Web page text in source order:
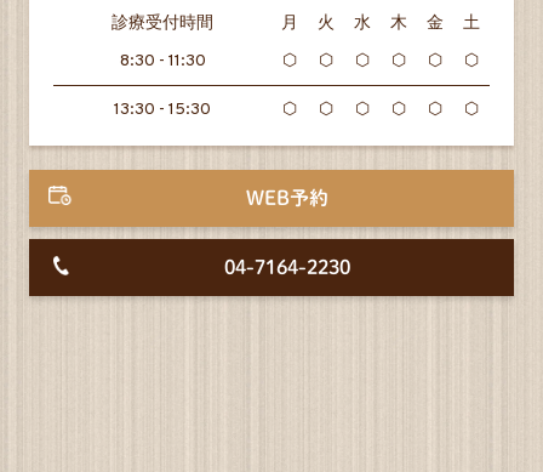
診療受付時間 月 火 水 木 金
土
8:30 - 11:30
⬡ ⬡ ⬡ ⬡ ⬡ ⬡
13:30 - 15:30 ⬡ ⬡ ⬡ ⬡ ⬡ ⬡
WEB予約
04-7164-2230